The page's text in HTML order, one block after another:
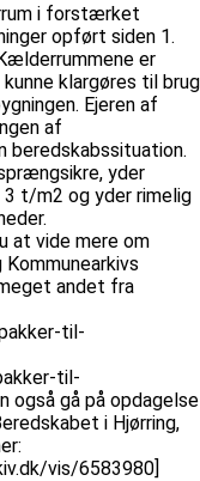
i forstærket
opført siden 1.
er
klargøres til brug
Ejeren af
af
beredskabssituation.
yder
t/m2 og yder rimelig
at vide mere om
andet fra
til-
til-
også gå på opdagelse
i Hjørring,
vis/6583980]